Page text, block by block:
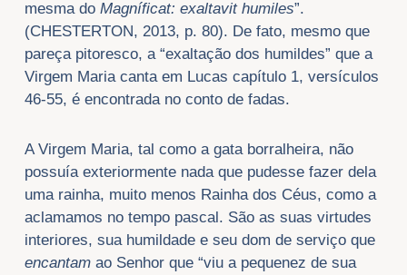
mesma do Magníficat: exaltavit humiles”.
(CHESTERTON, 2013, p. 80). De fato, mesmo que
pareça pitoresco, a “exaltação dos humildes” que a
Virgem Maria canta em Lucas capítulo 1, versículos
46-55, é encontrada no conto de fadas.
A Virgem Maria, tal como a gata borralheira, não
possuía exteriormente nada que pudesse fazer dela
uma rainha, muito menos Rainha dos Céus, como a
aclamamos no tempo pascal. São as suas virtudes
interiores, sua humildade e seu dom de serviço que
encantamao Senhor que “viu a pequenez de sua